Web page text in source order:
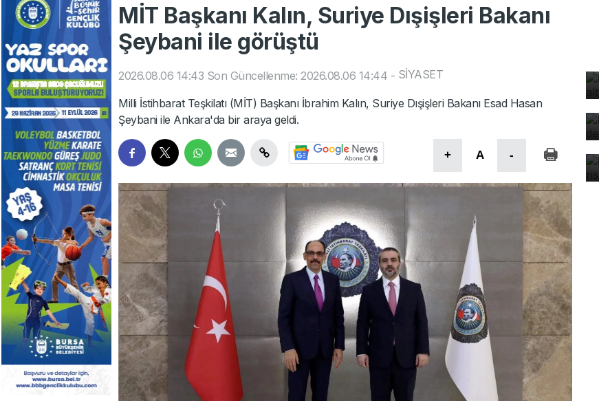
MİT Başkanı Kalın, Suriye Dışişleri Bakanı
Şeybani ile görüştü
2026.08.06 14:43 Son Güncellenme: 2026.08.06 14:44 - SİYASET
Milli İstihbarat Teşkilatı (MİT) Başkanı İbrahim Kalın, Suriye Dışişleri Bakanı Esad Hasan
Şeybani ile Ankara'da bir araya geldi.
+ A -